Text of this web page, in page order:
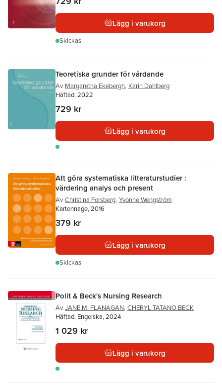
Lägg i varukorg
Skickas
Teoretiska grunder för vårdande
Av Margaretha Ekebergh, Karin Dahlberg
Häftad, 2022
729 kr
Lägg i varukorg
Att göra systematiska litteraturstudier :
värdering analys och present
Av Christina Forsberg, Yvonne Wengström
Kartonnage, 2016
379 kr
Lägg i varukorg
Skickas
Polit & Beck's Nursing Research
Av JANE M. FLANAGAN, CHERYL TATANO BECK
Häftad, Engelska, 2024
1 029 kr
Lägg i varukorg